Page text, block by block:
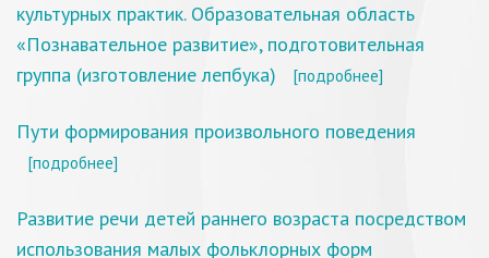
культурных практик. Образовательная область
«Познавательное развитие», подготовительная
группа (изготовление лепбука)
[подробнее]
Пути формирования произвольного поведения
[подробнее]
Развитие речи детей раннего возраста посредством
использования малых фольклорных форм